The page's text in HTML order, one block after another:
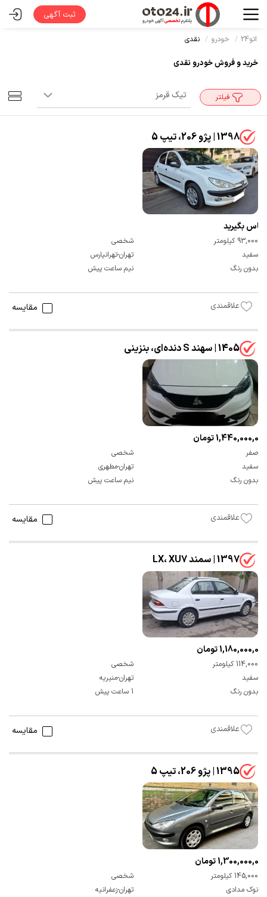
ثبت آگهی
اتو24 خودرو نقدی
خرید و فروش خودرو نقدی
فیلتر
1398 | پژو 206، تیپ 5
تماس بگیرید
93,000 کیلومتر
شخصی
سفید
تهران-تهرانپارس
بدون رنگ
نیم ساعت پیش
علاقمندی مقایسه
1405 | سهند S دنده‌ای، بنزینی
1,440,000,000 تومان
صفر
شخصی
سفید
تهران-مطهری
بدون رنگ
نیم ساعت پیش
علاقمندی مقایسه
1397 | سمند LX، XU7
1,180,000,000 تومان
114,000 کیلومتر
شخصی
سفید
تهران-منیریه
بدون رنگ
1 ساعت پیش
علاقمندی مقایسه
1395 | پژو 206، تیپ 5
1,300,000,000 تومان
145,000 کیلومتر
شخصی
نوک مدادی
تهران-زعفرانیه